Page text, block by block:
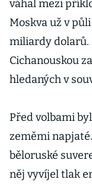
váhal mezi
Moskva už v
miliardy dolarů.
Cichanouskou
hledaných v
Před volbami
zeměmi
běloruské
něj vyvíjel tlak